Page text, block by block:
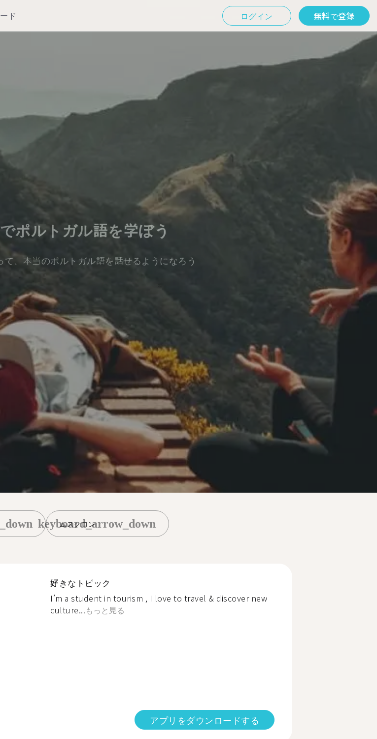
ド ログイン 無料で登録
ポルトガル語を学ぼう
、本当のポルトガル語を話せるようになろう
ムスクロン
keyboard_arrow_down
好きなトピック
I’m a student in tourism , I love to travel & discover new
culture...もっと見る
アプリをダウンロードする